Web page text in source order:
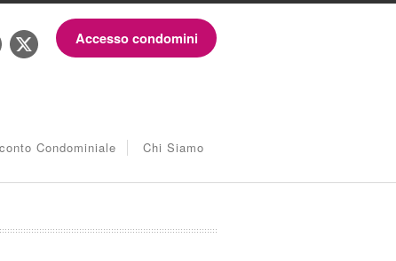
Accesso condomini
Condominiale Chi Siamo